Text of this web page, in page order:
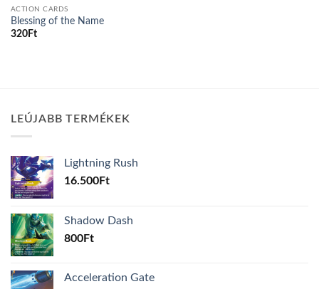
ACTION CARDS
Blessing of the Name
320Ft
LEÚJABB TERMÉKEK
Lightning Rush
16.500Ft
Shadow Dash
800Ft
Acceleration Gate